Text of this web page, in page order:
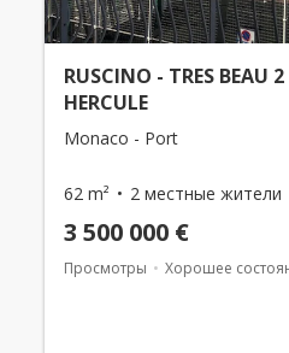
RUSCINO - TRES BEAU
HERCULE
Monaco - Port
62 m² 2 местные жители
3 500 000 €
Просмотры Хорошее